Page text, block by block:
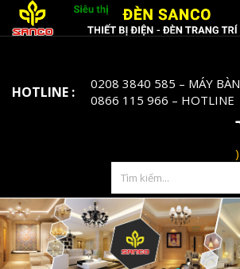
HOTLINE : 0208 3840 585 – MÁY BÀN
0866 115 966 – HOTLINE
)